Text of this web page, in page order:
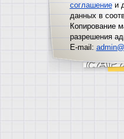
соглашениеи
данных в
Копирование
разрешения
E-mail: